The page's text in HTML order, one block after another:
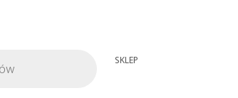
SKLEP